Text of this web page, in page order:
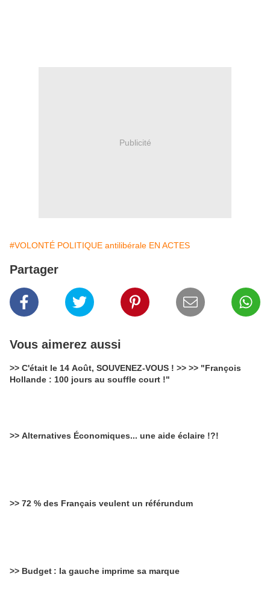
Publicité
#VOLONTÉ POLITIQUE antilibérale EN ACTES
Partager
Vous aimerez aussi
>> C'était le 14 Août, SOUVENEZ-VOUS ! >> >> "François
Hollande : 100 jours au souffle court !"
>> Alternatives Économiques... une aide éclaire !?!
>> 72 % des Français veulent un référundum
>> Budget : la gauche imprime sa marque